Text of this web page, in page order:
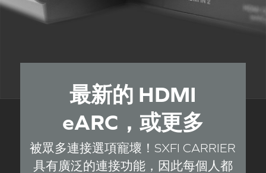
最新的 HDMI
eARC，或更多
被眾多連接選項寵壞！SXFI CARRIER
具有廣泛的連接功能，因此每個人都